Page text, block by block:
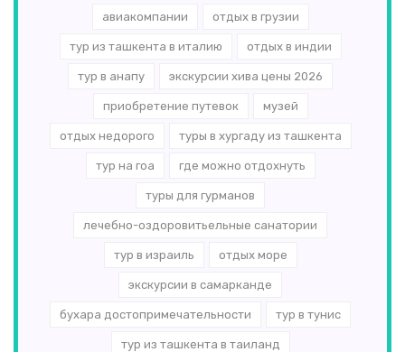
авиакомпании отдых в грузии
тур из ташкента в италию отдых в индии
тур в анапу экскурсии хива цены 2026
приобретение путевок музей
отдых недорого туры в хургаду из ташкента
тур на гоа где можно отдохнуть
туры для гурманов
лечебно-оздоровитьельные санатории
тур в израиль отдых море
экскурсии в самарканде
бухара достопримечательности тур в тунис
тур из ташкента в таиланд